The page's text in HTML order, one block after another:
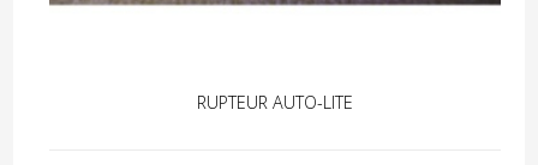
RUPTEUR AUTO-LITE